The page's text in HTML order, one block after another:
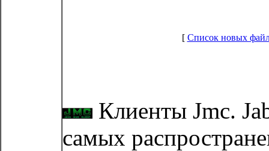
[ Список новых
Клиенты Jmc.
самых